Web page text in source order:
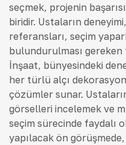
seçmek, projenin
biridir. Ustaların
referansları, seçim
bulundurulması
İnşaat, bünyesindeki
her türlü alçı
çözümler sunar.
görselleri incelemek ve
seçim sürecinde faydalı
yapılacak ön